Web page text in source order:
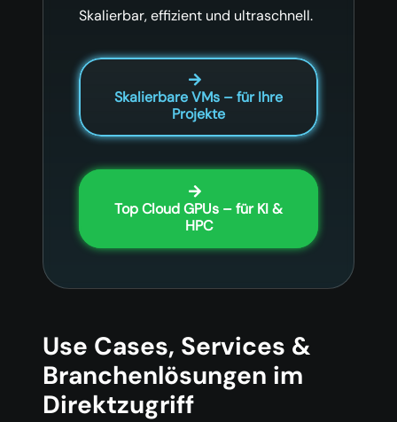
Skalierbar, effizient und ultraschnell.
Skalierbare VMs – für Ihre
Projekte
Top Cloud GPUs – für KI &
HPC
Use Cases, Services &
Branchenlösungen im
Direktzugriff